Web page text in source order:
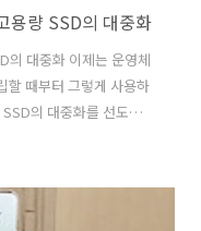
용량 SSD의 대중화
의 대중화 이제는 운영체
할 때부터 그렇게 사용하
의 대중화를 선도하
시에서는 이제는 가격적
는 이제는 어느정도의
쪽으로 이동을 하고 있